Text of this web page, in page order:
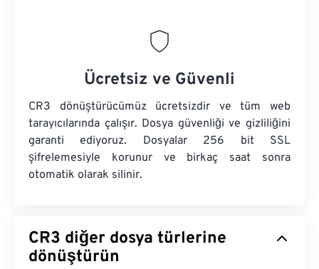
Ücretsiz ve Güvenli
CR3 dönüştürücümüz ücretsizdir ve tüm web
tarayıcılarında çalışır. Dosya güvenliği ve gizliliğini
garanti ediyoruz. Dosyalar 256 bit SSL
şifrelemesiyle korunur ve birkaç saat sonra
otomatik olarak silinir.
CR3 diğer dosya türlerine
dönüştürün